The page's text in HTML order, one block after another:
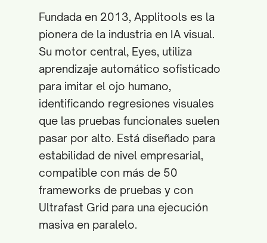
Fundada en 2013, Applitools es la
pionera de la industria en IA visual.
Su motor central, Eyes, utiliza
aprendizaje automático sofisticado
para imitar el ojo humano,
identificando regresiones visuales
que las pruebas funcionales suelen
pasar por alto. Está diseñado para
estabilidad de nivel empresarial,
compatible con más de 50
frameworks de pruebas y con
Ultrafast Grid para una ejecución
masiva en paralelo.